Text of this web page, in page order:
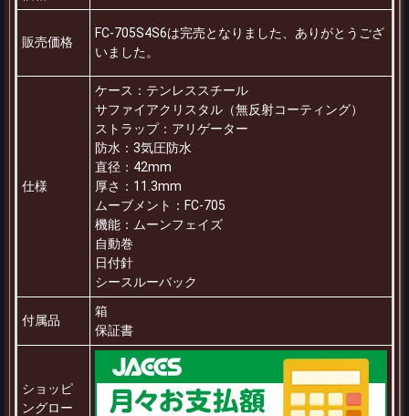
販売価格
FC-705S4S6は完売となりました、ありがとうござ
いました。
仕様
ケース：テンレススチール
サファイアクリスタル（無反射コーティング）
ストラップ：アリゲーター
防水：3気圧防水
直径：42mm
厚さ：11.3mm
ムーブメント：FC-705
機能：ムーンフェイズ
自動巻
日付針
シースルーバック
付属品
箱
保証書
ショッピ
ングロー